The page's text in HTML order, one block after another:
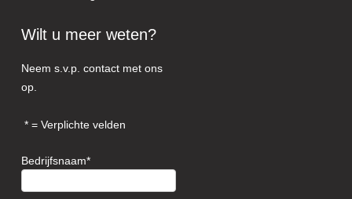
Wilt u meer weten?
Neem s.v.p. contact met ons
op.
= Verplichte velden
Bedrijfsnaam